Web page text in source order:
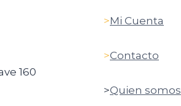
160
>Mi Cuenta
>Contacto
>Quien somos